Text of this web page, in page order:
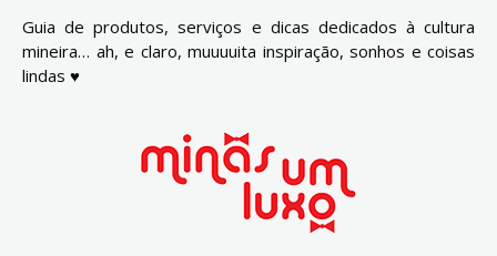
Guia de produtos, serviços e dicas dedicados à cultura
mineira… ah, e claro, muuuuita inspiração, sonhos e coisas
lindas ♥